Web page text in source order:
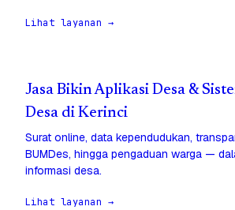
Lihat layanan →
Jasa Bikin Aplikasi Desa &
Desa di Kerinci
Surat online, data kependudukan,
BUMDes, hingga pengaduan warga —
informasi desa.
Lihat layanan →